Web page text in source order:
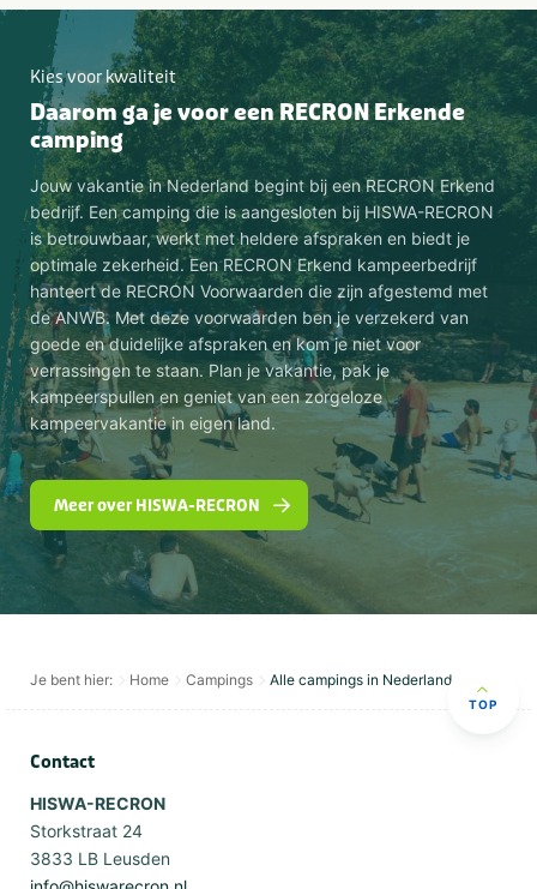
Kies voor kwaliteit
Daarom ga je voor een RECRON Erkende
camping
Jouw vakantie in Nederland begint bij een RECRON Erkend
bedrijf. Een camping die is aangesloten bij HISWA-RECRON
is betrouwbaar, werkt met heldere afspraken en biedt je
optimale zekerheid. Een RECRON Erkend kampeerbedrijf
hanteert de RECRON Voorwaarden die zijn afgestemd met
de ANWB. Met deze voorwaarden ben je verzekerd van
goede en duidelijke afspraken en kom je niet voor
verrassingen te staan. Plan je vakantie, pak je
kampeerspullen en geniet van een zorgeloze
kampeervakantie in eigen land.
Meer over HISWA-RECRON
Je bent hier: Home Campings Alle campings in Nederland
TOP
Contact
HISWA-RECRON
Storkstraat 24
3833 LB Leusden